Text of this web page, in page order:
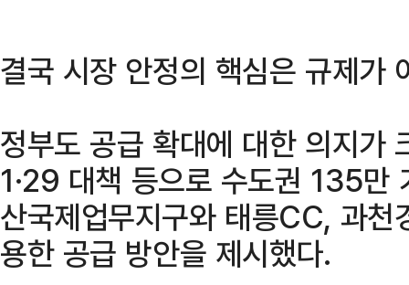
결국 시장 안정의 핵심은 규제가
정부도 공급 확대에 대한 의지가
1·29 대책 등으로 수도권 135만
산국제업무지구와 태릉CC, 과
용한 공급 방안을 제시했다.